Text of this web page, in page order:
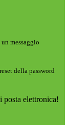
messaggio
della password
posta elettronica!